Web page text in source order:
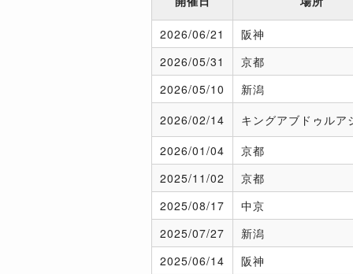
2026/06/21
阪神
2026/05/31
京都
2026/05/10
新潟
2026/02/14
キングアブドゥルア
2026/01/04
京都
2025/11/02
京都
2025/08/17
中京
2025/07/27
新潟
2025/06/14
阪神